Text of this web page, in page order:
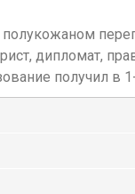
дипломат,
получил в